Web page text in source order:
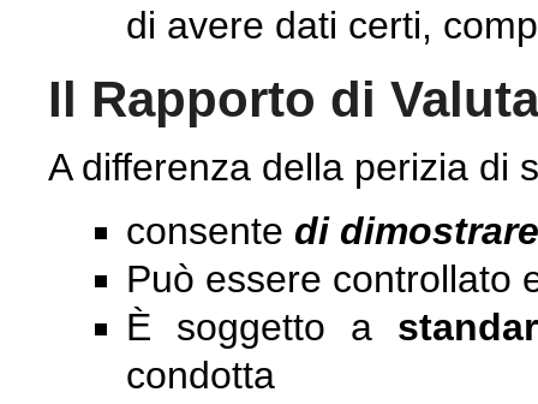
di avere dati certi,
Il Rapporto di
A differenza della perizia di
consente di
Può essere controllato
È soggetto a
condotta